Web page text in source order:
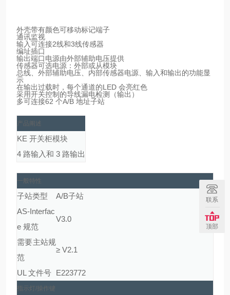
外壳带有颜色可移动标记端子
通讯监视
输入可连接2线和3线传感器
编址插口
输出端口电源由外部辅助电压提供
传感器可选电源：外部或从模块
总线、外部辅助电压、内部传感器电源、输入和输出的功能显
示
在输出过载时，每个通道的LED 会亮红色
采用开关控制的导线漏电检测（输出）
多可连接62 个A/B 地址子站
产品阐述
KE 开关柜模块
4 路输入和 3 路输出
一般特性
子站类型
A/B子站
AS-Interfac
e 规范
V3.0
需要主站规
范
≥ V2.1
UL 文件号 E223772
指示灯/操作键
联系
顶部